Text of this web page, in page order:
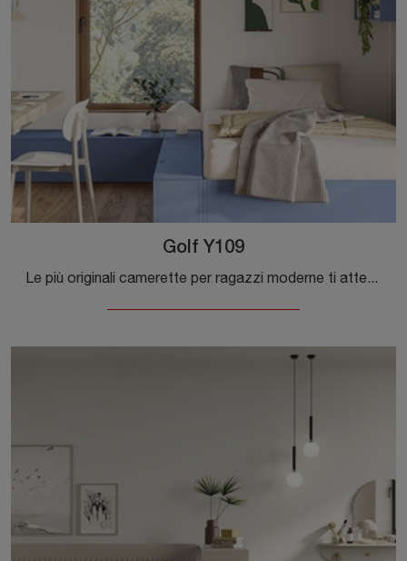
Golf Y109
Le più originali camerette per ragazzi moderne ti attendono! Scopri il modello Golf Y109 di Colombini Casa.